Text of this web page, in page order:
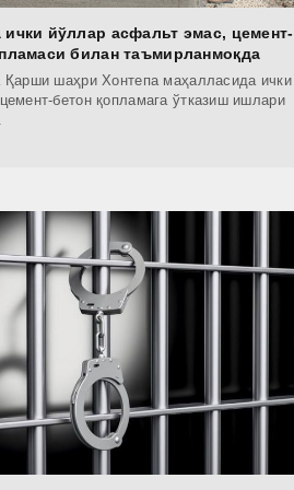
йўллар асфальт эмас, цемент-
билан таъмирланмоқда
Қарши шаҳри Хонтепа маҳалласида ички
бетон қопламага ўтказиш ишлари